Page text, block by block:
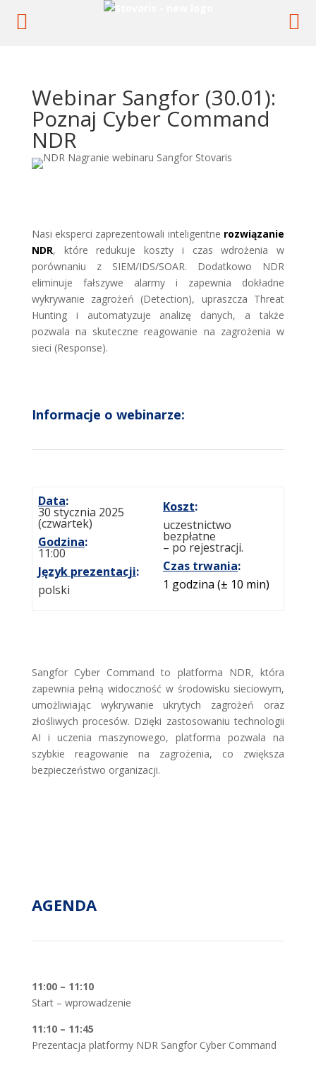
Webinar Sangfor (30.01):
Poznaj Cyber Command
NDR
Nasi eksperci zaprezentowali inteligentne rozwiązanie
NDR, które redukuje koszty i czas wdrożenia w
porównaniu z SIEM/IDS/SOAR. Dodatkowo NDR
eliminuje fałszywe alarmy i zapewnia dokładne
wykrywanie zagrożeń (Detection), upraszcza Threat
Hunting i automatyzuje analizę danych, a także
pozwala na skuteczne reagowanie na zagrożenia w
sieci (Response).
Informacje o webinarze:
Data:
30 stycznia 2025
(czwartek)
Godzina:
11:00
Język prezentacji:
polski
Koszt:
uczestnictwo
bezpłatne
– po rejestracji.
Czas trwania:
1 godzina (± 10 min)
Sangfor Cyber Command to platforma NDR, która
zapewnia pełną widoczność w środowisku sieciowym,
umożliwiając wykrywanie ukrytych zagrożeń oraz
złośliwych procesów. Dzięki zastosowaniu technologii
AI i uczenia maszynowego, platforma pozwala na
szybkie reagowanie na zagrożenia, co zwiększa
bezpieczeństwo organizacji.
AGENDA
11:00 – 11:10
Start – wprowadzenie
11:10 – 11:45
Prezentacja platformy NDR Sangfor Cyber Command